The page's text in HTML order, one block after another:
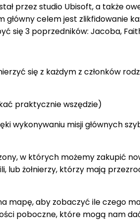
przez studio Ubisoft, a także
celem jest zlikfidowanie
się 3 poprzedników: Jacoba,
się z każdym z członków
praktycznie wszędzie)
wykonywaniu misji głównych
w których możemy zakupić
lub żołnierzy, którzy mają
mapę, aby zobaczyć ile czego
poboczne, które mogą nam